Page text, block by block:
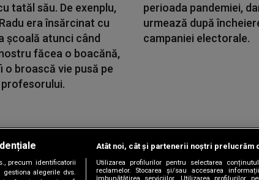
tatăl său. De exenplu,
era însărcinat cu
școală atunci când
făcea o boacănă,
o broască vie pusă pe
perioada pandemiei,
urmează după
campaniei electorale.
Copyright © 2026 / DIGI ROMANIA S.A.
|Termeni și condiții |Politica de confidențialitate|Contact/
precum identificatorii
gestiona alegerile dvs.
Atât noi, cât și partenerii noștri prelucrăm
Utilizarea profilurilor pentru selectarea
reclamelor. Stocarea și/sau accesarea
îmbunătățirea serviciilor. Utilizarea profilurilor